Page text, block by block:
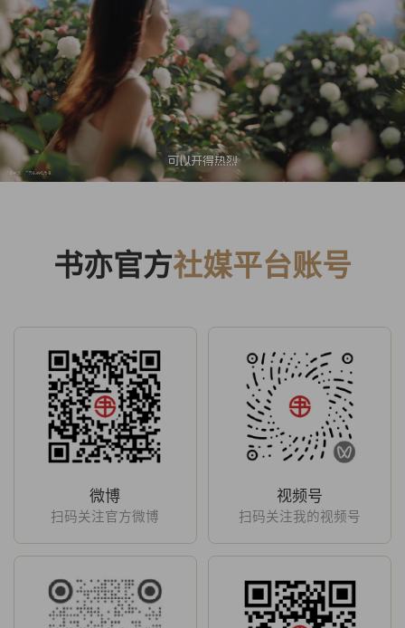
书亦官方社媒平台账号
微博
扫码关注官方微博
视频号
扫码关注我的视频号